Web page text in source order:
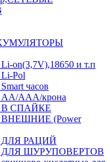
и т.п
Pol
часов
ААА/крона
СПАЙКЕ
(Power
РАЦИЙ
ШУРУПОВЕРТОВ